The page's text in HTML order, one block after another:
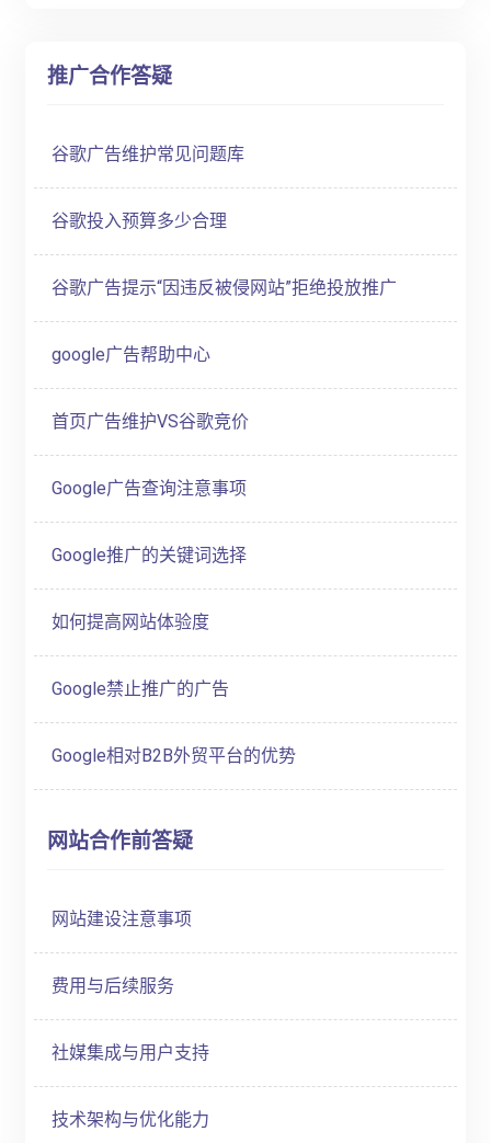
推广合作答疑
谷歌广告维护常见问题库
谷歌投入预算多少合理
谷歌广告提示“因违反被侵网站”拒绝投放推广
google广告帮助中心
首页广告维护VS谷歌竞价
Google广告查询注意事项
Google推广的关键词选择
如何提高网站体验度
Google禁止推广的广告
Google相对B2B外贸平台的优势
网站合作前答疑
网站建设注意事项
费用与后续服务
社媒集成与用户支持
技术架构与优化能力